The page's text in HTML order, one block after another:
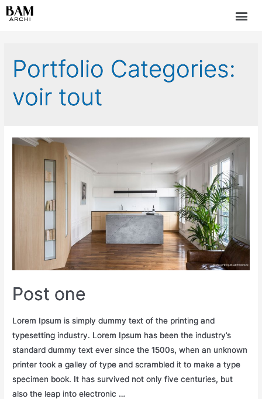
Portfolio Categories:
voir tout
Post one
Lorem Ipsum is simply dummy text of the printing and
typesetting industry. Lorem Ipsum has been the industry’s
standard dummy text ever since the 1500s, when an unknown
printer took a galley of type and scrambled it to make a type
specimen book. It has survived not only five centuries, but
also the leap into electronic …